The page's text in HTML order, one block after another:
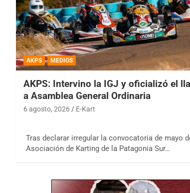
AKPS MEDIOS
AKPS: Intervino la IGJ y oficializó el
a Asamblea General Ordinaria
6 agosto, 2026 E-Kart
Tras declarar irregular la convocatoria de mayo
Asociación de Karting de la Patagonia Sur…